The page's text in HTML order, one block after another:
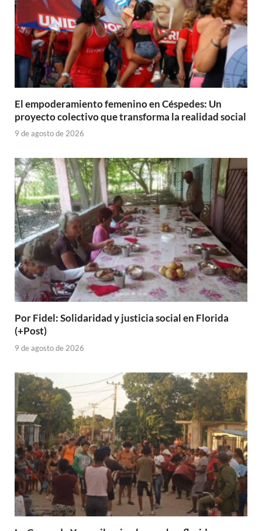
El empoderamiento femenino en Céspedes: Un
proyecto colectivo que transforma la realidad social
9 de agosto de 2026
Por Fidel: Solidaridad y justicia social en Florida
(+Post)
9 de agosto de 2026